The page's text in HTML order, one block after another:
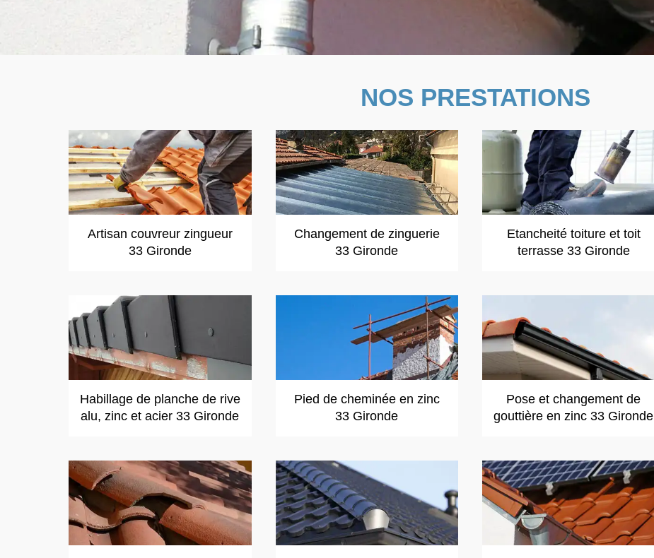
NOS PRESTATIONS
Artisan couvreur zingueur
33 Gironde
Changement de zinguerie
33 Gironde
Etancheité toiture et toit
terrasse 33 Gironde
Habillage de planche de rive
alu, zinc et acier 33 Gironde
Pied de cheminée en zinc
33 Gironde
Pose et changement de
gouttière en zinc 33 Gironde